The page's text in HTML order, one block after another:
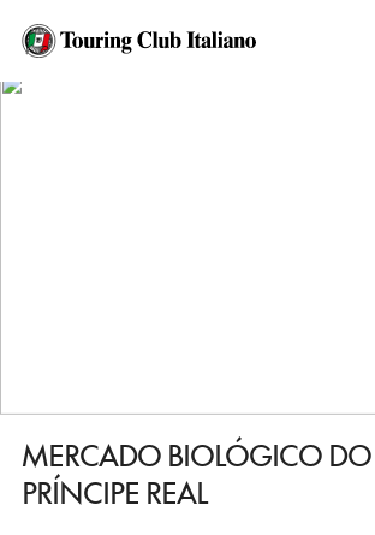
HOME
MERCADO BIOLÓGICO DO PRÍNCIPE REAL
MERCADO BIOLÓGICO DO
PRÍNCIPE REAL